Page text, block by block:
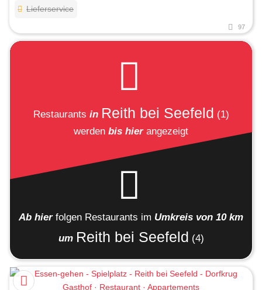
Lieferservice
97
Restaurants in Reith bei Seefeld (1)
werden bis hierangezeigt
Ab hier folgen Restaurants im Umkreis von 10 km
um Reith bei Seefeld (4)